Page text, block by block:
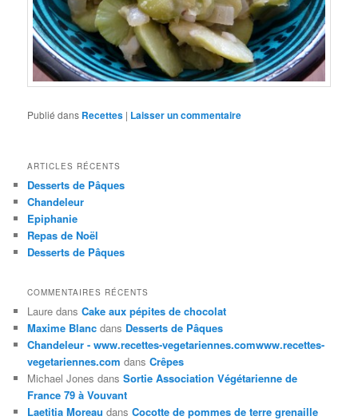
Publié dans Recettes | Laisser un commentaire
ARTICLES RÉCENTS
Desserts de Pâques
Chandeleur
Epiphanie
Repas de Noël
Desserts de Pâques
COMMENTAIRES RÉCENTS
Laure dansCake aux pépites de chocolat
Maxime Blanc dans Desserts de Pâques
Chandeleur - www.recettes-vegetariennes.comwww.recettes-
vegetariennes.com dansCrêpes
Michael Jones dansSortie Association Végétarienne de
France 79 à Vouvant
Laetitia Moreau dansCocotte de pommes de terre grenaille